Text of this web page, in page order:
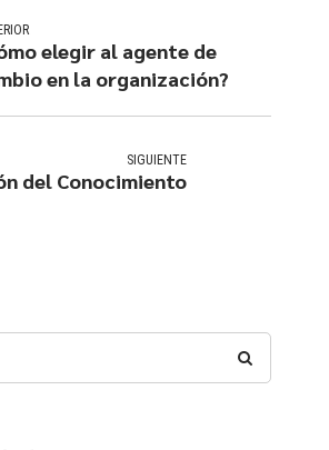
elegir al agente de
en la organización?
SIGUIENTE
del Conocimiento